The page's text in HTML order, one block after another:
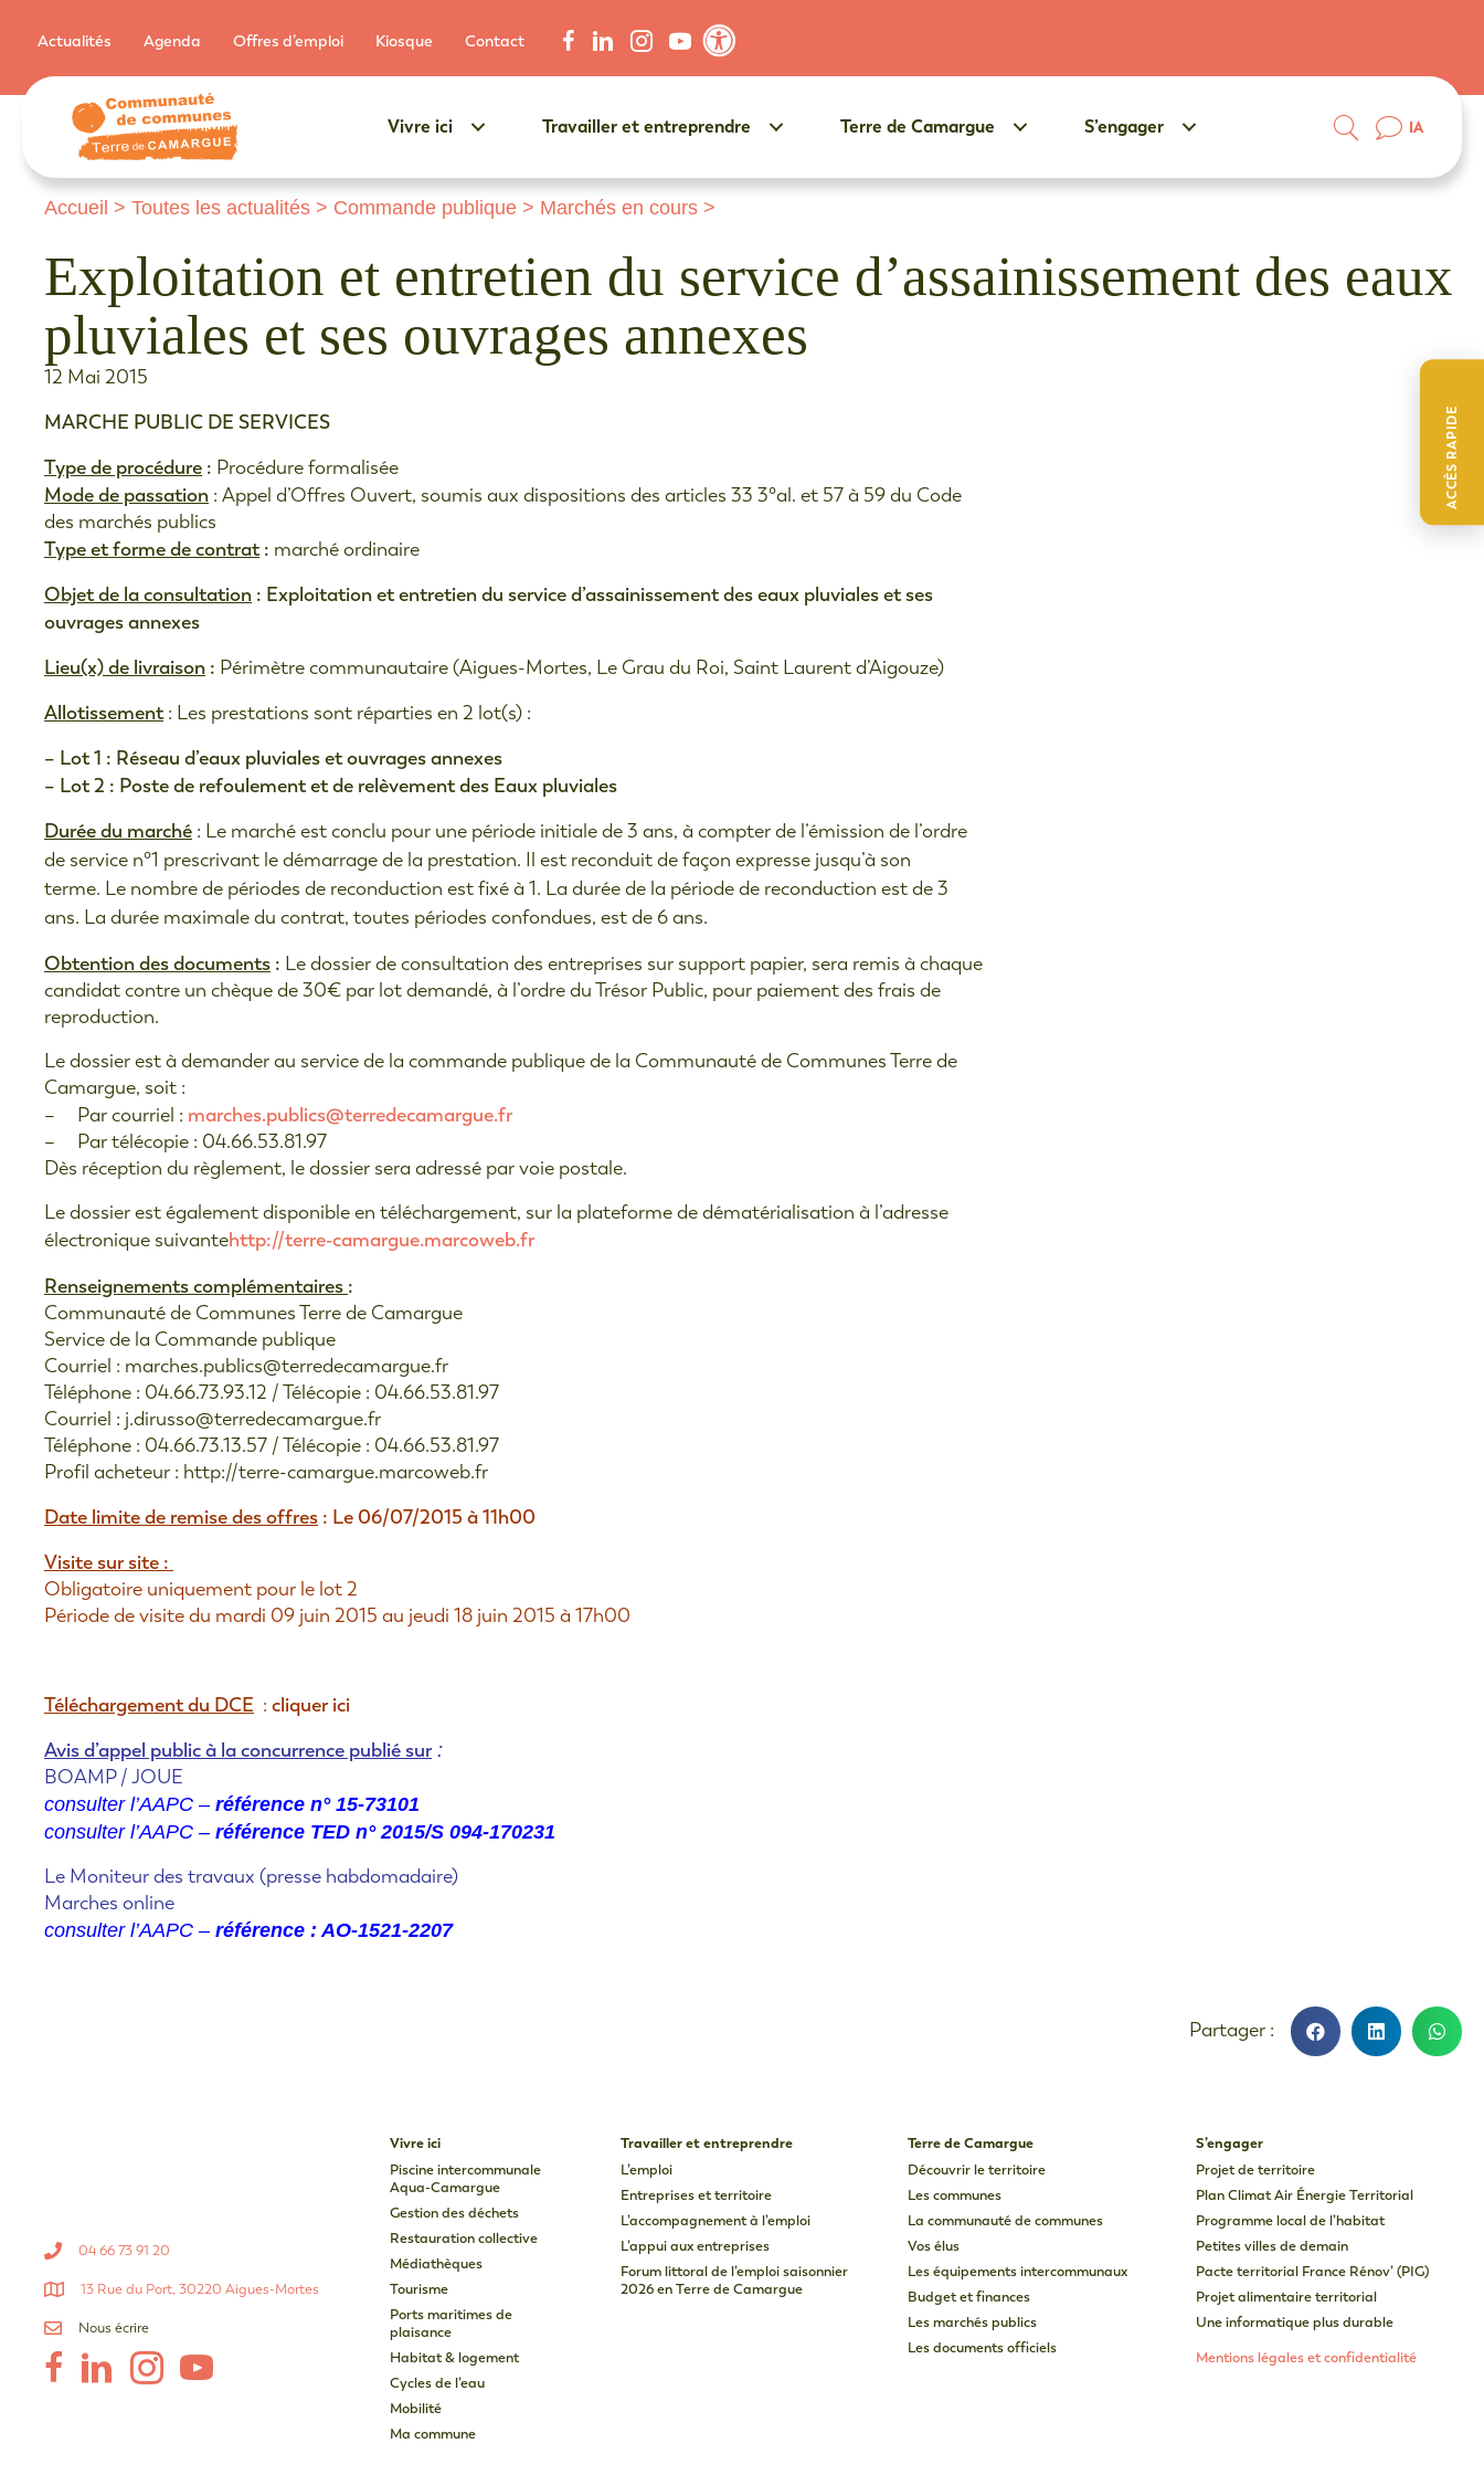
ACCÈS RAPIDE
Actualités Agenda Offres d’emploi Kiosque Contact
Vivre ici Travailler et entreprendre Terre de Camargue S’engager IA
Accueil > Toutes les actualités > Commande publique > Marchés en cours >
Exploitation et entretien du service d’assainissement des eaux
pluviales et ses ouvrages annexes
12 Mai 2015
MARCHE PUBLIC DE SERVICES
Type de procédure : Procédure formalisée
Mode de passation : Appel d’Offres Ouvert, soumis aux dispositions des articles 33 3°al. et 57 à 59 du Code
des marchés publics
Type et forme de contrat: marché ordinaire
Objet de la consultation : Exploitation et entretien du service d’assainissement des eaux pluviales et ses
ouvrages annexes
Lieu(x) de livraison : Périmètre communautaire (Aigues-Mortes, Le Grau du Roi, Saint Laurent d’Aigouze)
Allotissement: Les prestations sont réparties en 2 lot(s) :
– Lot 1 : Réseau d’eaux pluviales et ouvrages annexes
– Lot 2 : Poste de refoulement et de relèvement des Eaux pluviales
Durée du marché : Le marché est conclu pour une période initiale de 3 ans, à compter de l’émission de l’ordre
de service n°1 prescrivant le démarrage de la prestation. Il est reconduit de façon expresse jusqu’à son
terme. Le nombre de périodes de reconduction est fixé à 1. La durée de la période de reconduction est de 3
ans. La durée maximale du contrat, toutes périodes confondues, est de 6 ans.
Obtention des documents : Le dossier de consultation des entreprises sur support papier, sera remis à chaque
candidat contre un chèque de 30€ par lot demandé, à l’ordre du Trésor Public, pour paiement des frais de
reproduction.
Le dossier est à demander au service de la commande publique de la Communauté de Communes Terre de
Camargue, soit :
– Par courriel : marches.publics@terredecamargue.fr
– Par télécopie : 04.66.53.81.97
Dès réception du règlement, le dossier sera adressé par voie postale.
Le dossier est également disponible en téléchargement, sur la plateforme de dématérialisation à l’adresse
électronique suivantehttp://terre-camargue.marcoweb.fr
Renseignements complémentaires :
Communauté de Communes Terre de Camargue
Service de la Commande publique
Courriel : marches.publics@terredecamargue.fr
Téléphone : 04.66.73.93.12 / Télécopie : 04.66.53.81.97
Courriel : j.dirusso@terredecamargue.fr
Téléphone : 04.66.73.13.57 / Télécopie : 04.66.53.81.97
Profil acheteur : http://terre-camargue.marcoweb.fr
Date limite de remise des offres : Le 06/07/2015 à 11h00
Visite sur site :
Obligatoire uniquement pour le lot 2
Période de visite du mardi 09 juin 2015 au jeudi 18 juin 2015 à 17h00
Téléchargement du DCE : cliquer ici
Avis d’appel public à la concurrence publié sur:
BOAMP / JOUE
consulter l’AAPC – référence n° 15-73101
consulter l’AAPC – référence TED n° 2015/S 094-170231
Le Moniteur des travaux (presse habdomadaire)
Marches online
consulter l’AAPC – référence : AO-1521-2207
04 66 73 91 20
13 Rue du Port, 30220 Aigues-Mortes
Nous écrire
Vivre ici
Piscine intercommunale
Aqua-Camargue
Gestion des déchets
Restauration collective
Médiathèques
Tourisme
Ports maritimes de
plaisance
Habitat & logement
Cycles de l’eau
Mobilité
Ma commune
Travailler et entreprendre
L’emploi
Entreprises et territoire
L’accompagnement à l’emploi
L’appui aux entreprises
Forum littoral de l’emploi saisonnier
2026 en Terre de Camargue
Terre de Camargue
Découvrir le territoire
Les communes
La communauté de communes
Vos élus
Les équipements intercommunaux
Budget et finances
Les marchés publics
Les documents officiels
S’engager
Projet de territoire
Plan Climat Air Énergie Territorial
Programme local de l’habitat
Petites villes de demain
Pacte territorial France Rénov’ (PIG)
Projet alimentaire territorial
Une informatique plus durable
Mentions légales et confidentialité